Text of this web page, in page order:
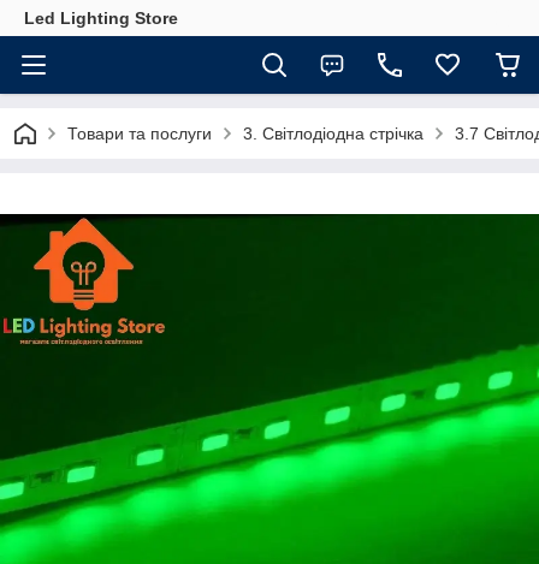
Led Lighting Store
Товари та послуги 3. Світлодіодна стрічка 3.7